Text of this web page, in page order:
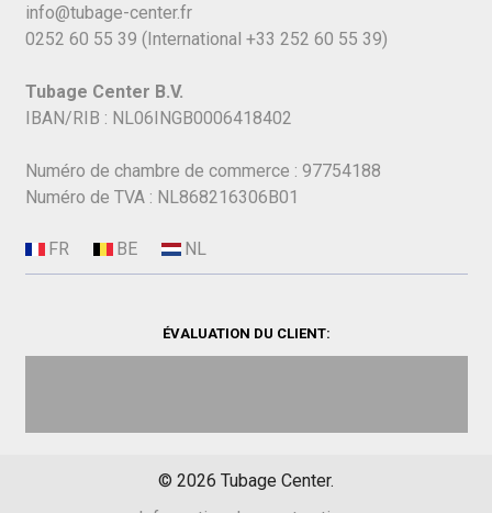
info@tubage-center.fr
0252 60 55 39 (International +33 252 60 55 39)
Tubage Center B.V.
IBAN/RIB : NL06INGB0006418402
Numéro de chambre de commerce : 97754188
Numéro de TVA : NL868216306B01
ÉVALUATION DU CLIENT:
© 2026 Tubage Center.